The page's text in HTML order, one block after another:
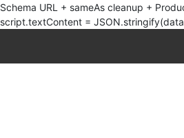
Schema URL + sameAs cleanup +
script.textContent =